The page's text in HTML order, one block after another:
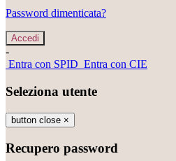
Password dimenticata?
-
Entra con SPID Entra con CIE
Seleziona utente
button close ×
Recupero password